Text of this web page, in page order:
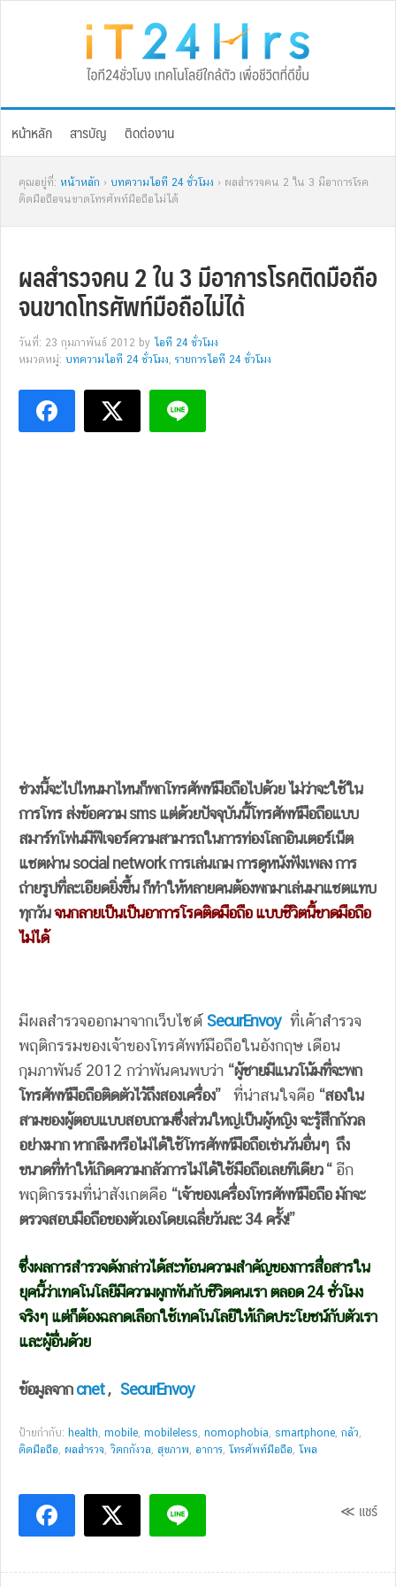
หน้าหลัก สารบัญ ติดต่องาน
คุณอยู่ที่: หน้าหลัก › บทความไอที 24 ชั่วโมง › ผลสำรวจคน 2 ใน 3 มีอาการโรค
ติดมือถือจนขาดโทรศัพท์มือถือไม่ได้
ผลสำรวจคน 2 ใน 3 มีอาการโรคติดมือถือ
จนขาดโทรศัพท์มือถือไม่ได้
วันที่: 23 กุมภาพันธ์ 2012 by ไอที 24 ชั่วโมง
หมวดหมู่: บทความไอที 24 ชั่วโมง, รายการไอที 24 ชั่วโมง
ช่วงนี้จะไปไหนมาไหนก็พกโทรศัพท์มือถือไปด้วย ไม่ว่าจะใช้ใน
การโทร ส่งข้อความ sms แต่ด้วยปัจจุบันนี้โทรศัพท์มือถือแบบ
สมาร์ทโฟนมีฟีเจอร์ความสามารถในการท่องโลกอินเตอร์เน็ต
แชตผ่าน social network การเล่นเกม การดูหนังฟังเพลง การ
ถ่ายรูปที่ละเอียดยิ่งขึ้น ก็ทำให้หลายคนต้องพกมาเล่นมาแชตแทบ
ทุกวันจนกลายเป็นเป็นอาการโรคติดมือถือ แบบชีวิตนี้ขาดมือถือ
ไม่ได้
มีผลสำรวจออกมาจากเว็บไซต์SecurEnvoyที่เค้าสำรวจ
พฤติกรรมของเจ้าของโทรศัพท์มือถือในอังกฤษ เดือน
กุมภาพันธ์ 2012 กว่าพันคนพบว่า “ผู้ชายมีแนวโน้มที่จะพก
โทรศัพท์มือถือติดตัวไว้ถึงสองเครื่อง”ที่น่าสนใจคือ “สองใน
สามของผู้ตอบแบบสอบถามซึ่งส่วนใหญ่เป็นผู้หญิง จะรู้สึกกังวล
อย่างมาก หากลืมหรือไม่ได้ใช้โทรศัพท์มือถือเช่นวันอื่นๆ ถึง
ขนาดที่ทำให้เกิดความกลัวการไม่ได้ใช้มือถือเลยทีเดียว “อีก
พฤติกรรมที่น่าสังเกตคือ “เจ้าของเครื่องโทรศัพท์มือถือ มักจะ
ตรวจสอบมือถือของตัวเองโดยเฉลี่ยวันละ 34 ครั้ง!”
ซึ่งผลการสำรวจดังกล่าวได้สะท้อนความสำคัญของการสื่อสารใน
ยุคนี้ว่าเทคโนโลยีมีความผูกพันกับชีวิตคนเรา ตลอด 24 ชั่วโมง
จริงๆ แต่ก็ต้องฉลาดเลือกใช้เทคโนโลยีให้เกิดประโยชน์กับตัวเรา
และผู้อื่นด้วย
ข้อมูลจากcnet, SecurEnvoy
ป้ายกำกับ: health, mobile, mobileless, nomophobia, smartphone, กลัว,
ติดมือถือ, ผลสำรวจ,วิตกกังวล, สุขภาพ, อาการ, โทรศัพท์มือถือ, โพล
≪ แชร์